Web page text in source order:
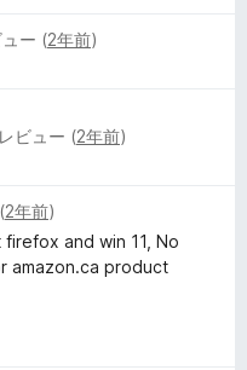
ー (2年前)
ビュー (2年前)
2年前)
and win 11, No
amazon.ca product